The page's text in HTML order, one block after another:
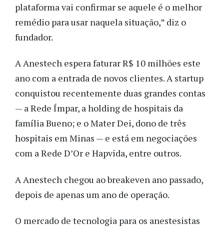
plataforma vai confirmar se aquele é o melhor
remédio para usar naquela situação,” diz o
fundador.
A Anestech espera faturar R$ 10 milhões este
ano com a entrada de novos clientes. A startup
conquistou recentemente duas grandes contas
— a Rede Ímpar, a holding de hospitais da
família Bueno; e o Mater Dei, dono de três
hospitais em Minas — e está em negociações
com a Rede D’Or e Hapvida, entre outros.
A Anestech chegou ao breakeven ano passado,
depois de apenas um ano de operação.
O mercado de tecnologia para os anestesistas